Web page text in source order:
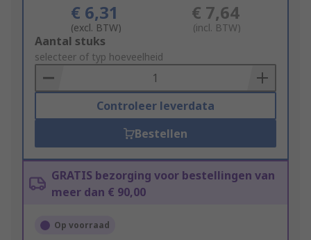
€ 6,31
(excl. BTW)
€ 7,64
(incl. BTW)
Add
to
Basket
Aantal stuks
selecteer of typ hoeveelheid
Controleer leverdata
Bestellen
GRATIS bezorging voor bestellingen van
meer dan € 90,00
Op voorraad